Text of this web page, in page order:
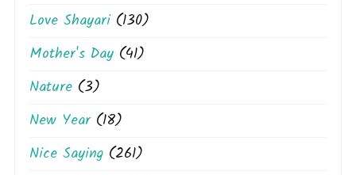
Love Shayari(130)
Mother's Day (41)
Nature (3)
New Year(18)
Nice Saying (261)